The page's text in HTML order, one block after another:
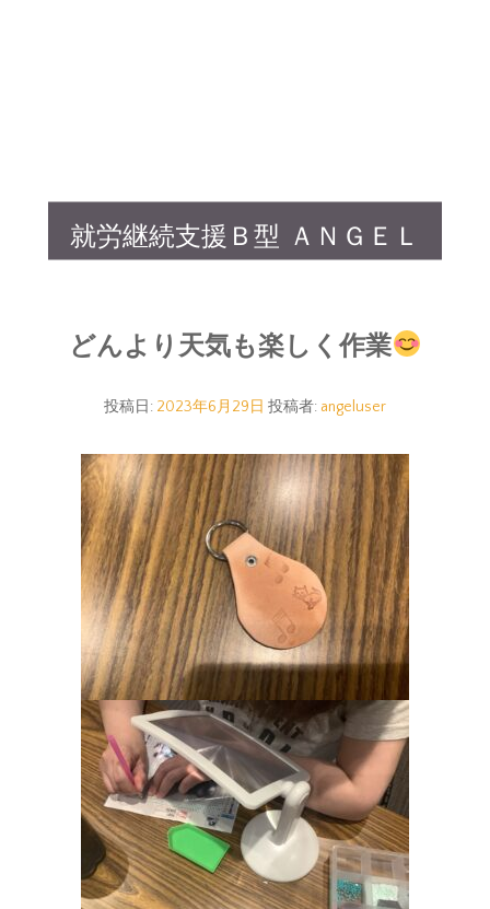
就労継続支援Ｂ型 ＡＮＧＥＬ
どんより天気も楽しく作業
投稿日: 2023年6月29日 投稿者: angeluser